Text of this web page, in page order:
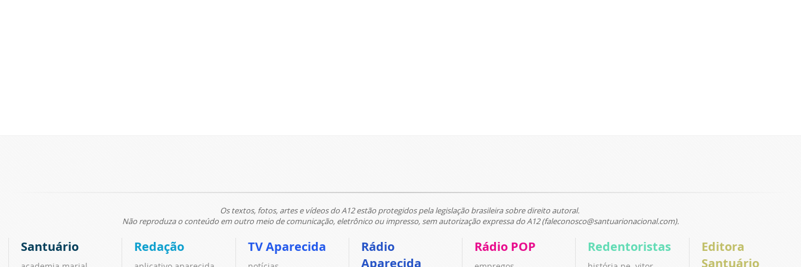
Os textos, fotos, artes e vídeos do A12 estão protegidos pela legislação brasileira sobre direito autoral.
Não reproduza o conteúdo em outro meio de comunicação, eletrônico ou impresso, sem autorização expressa do A12 (faleconosco@santuarionacional.com).
Santuário Redação TV Aparecida
Rádio
Aparecida
Rádio POP Redentoristas
Editora
Santuário